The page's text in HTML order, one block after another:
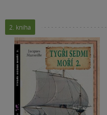
2. kniha